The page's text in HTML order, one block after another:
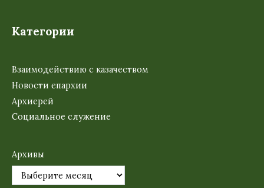
Категории
Взаимодействию с казачеством
Новости епархии
Архиерей
Социальное служение
Архивы